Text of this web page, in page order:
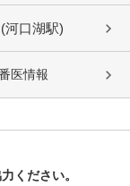
河口湖駅)
医情報
ください。